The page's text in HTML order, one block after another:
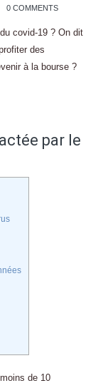
0 COMMENTS
covid-19 ? On dit
des
à la bourse ?
par le
de 10